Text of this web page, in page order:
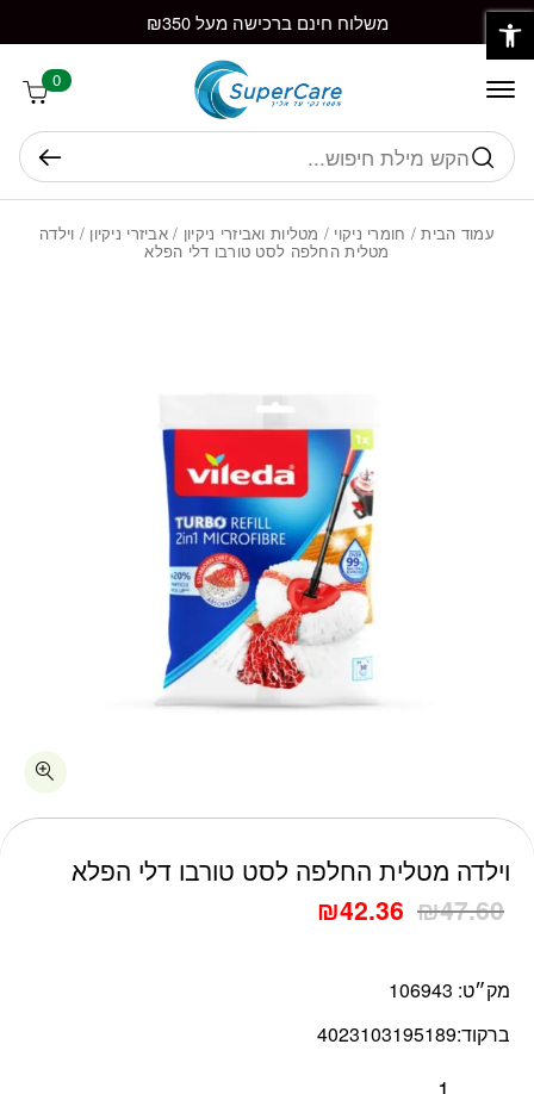
Skip to Content משלוח חינם ברכישה מעל ₪350
0
חיפוש
עמוד הבית/ חומרי ניקוי / מטליות ואביזרי ניקיון /אביזרי ניקיון / וילדה
מטלית החלפה לסט טורבו דלי הפלא
וילדה מטלית החלפה לסט טורבו דלי הפלא
₪47.60
₪42.36
מק״ט: 106943
ברקוד:4023103195189
כמות וילדה מטלית החלפה לסט טורבו דלי הפלא
בחזרה למעלה
פתח סרגל נגישות